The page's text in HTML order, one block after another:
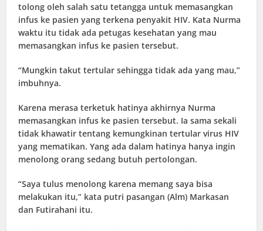
tolong oleh salah satu tetangga untuk memasangkan
infus ke pasien yang terkena penyakit HIV. Kata Nurma
waktu itu tidak ada petugas kesehatan yang mau
memasangkan infus ke pasien tersebut.
“Mungkin takut tertular sehingga tidak ada yang mau,”
imbuhnya.
Karena merasa terketuk hatinya akhirnya Nurma
memasangkan infus ke pasien tersebut. Ia sama sekali
tidak khawatir tentang kemungkinan tertular virus HIV
yang mematikan. Yang ada dalam hatinya hanya ingin
menolong orang sedang butuh pertolongan.
“Saya tulus menolong karena memang saya bisa
melakukan itu,” kata putri pasangan (Alm) Markasan
dan Futirahani itu.